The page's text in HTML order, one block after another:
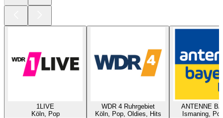
1LIVE
Köln, Pop
WDR 4 Ruhrgebiet
Köln, Pop, Oldies, Hits
ANTENNE
Ismaning,